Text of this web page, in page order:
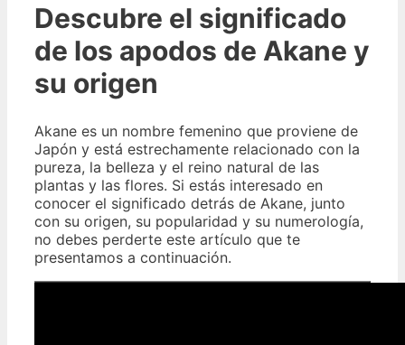
Descubre el significado
de los apodos de Akane y
su origen
Akane es un nombre femenino que proviene de
Japón y está estrechamente relacionado con la
pureza, la belleza y el reino natural de las
plantas y las flores. Si estás interesado en
conocer el significado detrás de Akane, junto
con su origen, su popularidad y su numerología,
no debes perderte este artículo que te
presentamos a continuación.